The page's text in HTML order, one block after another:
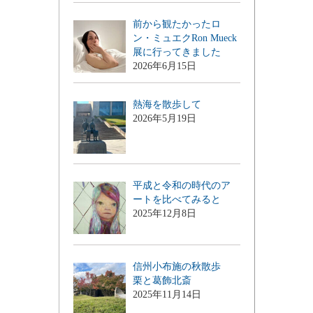
前から観たかったロ
ン・ミュエクRon Mueck
展に行ってきました
2026年6月15日
熱海を散歩して
2026年5月19日
平成と令和の時代のア
ートを比べてみると
2025年12月8日
信州小布施の秋散歩
栗と葛飾北斎
2025年11月14日